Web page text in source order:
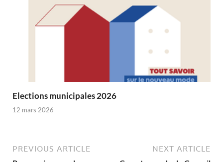
Elections municipales 2026
12 mars 2026
PREVIOUS ARTICLE NEXT ARTICLE